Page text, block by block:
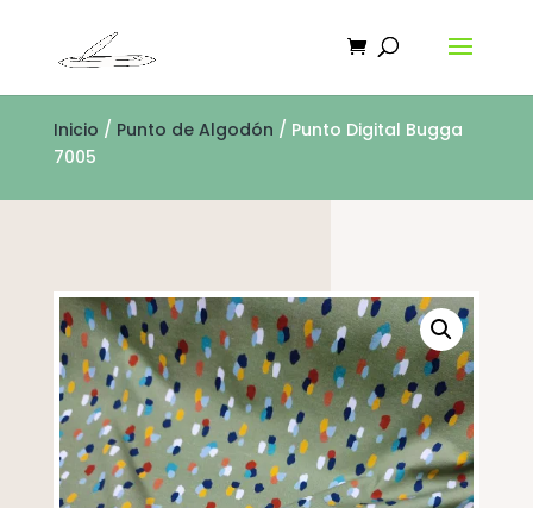
Inicio / Punto de Algodón / Punto Digital Bugga
7005